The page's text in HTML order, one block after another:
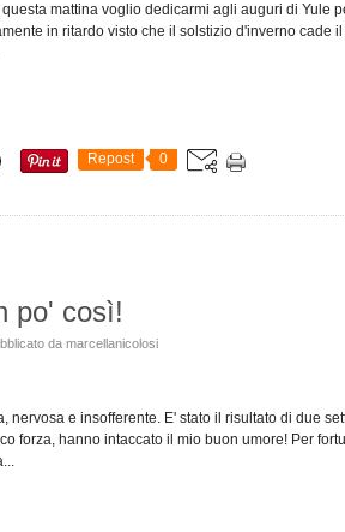
mattina voglio dedicarmi agli auguri di Yule
in ritardo visto che il solstizio d'inverno cade
Repost 0
po' così!
da marcellanicolosi
nervosa e insofferente. E' stato il risultato di due
forza, hanno intaccato il mio buon umore! Per